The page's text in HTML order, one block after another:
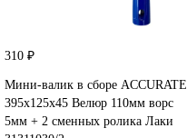
310 ₽
Мини-валик в сборе ACCURATE
395х125х45 Велюр 110мм ворс
5мм + 2 сменных ролика Лаки